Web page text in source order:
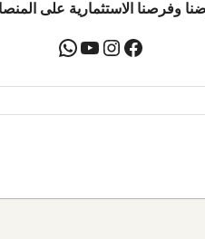
وفرصنا الاستثمارية على